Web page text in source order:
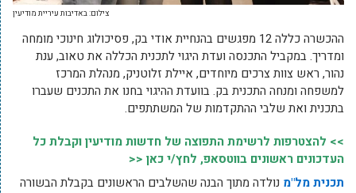
צילום: באדיבות עיריית מודיעין
ההכשרה כללה 12 מפגשים בהנחיית אודי בק, פסיכולוג חינוכי מומחה
ומדריך. במקביל התכנסה ועדת היגוי לתכנית הכללה את טאוב, ענת
נהור, ראש צוות צרכים מיוחדים, איילת זלוטניק, מנהלת המרכז
למשפחה ומנחה התכנית בק. בוועדת ההיגוי בחנו את התכנים שעברו
בתכנית ואת שלבי ההתקדמות של המשתתפים.
>> להצטרפות לרשימת התפוצה של חדשות מודיעין וקבלת כל
העדכונים ראשונים בווטסאפ, לחץ/י כאן <<
תכנית מל"מ נולדה מתוך הבנה שהשלבים הראשונים בקבלת הבשורה